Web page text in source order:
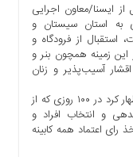
ایسنا/معاون اجرایی
به استان سیستان و
از فرودگاه و
این زمینه همچون بنر و
آسیب‌پذیر و زنان
محمدجعفر قائم‌پناه در گفت‌وگویی تلویزیونی، اظهار کرد در ۱۰۰ روزی که از
و انتخاب افراد و
رای اعتماد همه کابینه